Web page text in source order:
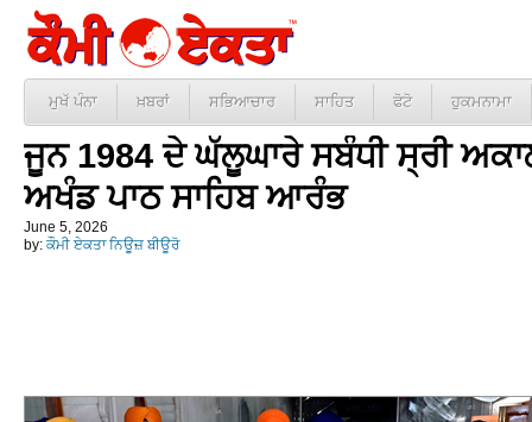
ਮੁਖੱ ਪੰਨਾ ਖ਼ਬਰਾਂ ਸਭਿਆਚਾਰ ਸਾਹਿਤ ਫੋਟੋ ਹੁਕਮਨਾਮਾ
ਜੂਨ 1984 ਦੇ ਘੱਲੂਘਾਰੇ ਸਬੰਧੀ ਸ੍ਰੀ
ਅਖੰਡ ਪਾਠ ਸਾਹਿਬ ਆਰੰਭ
June 5, 2026
by: ਕੌਮੀ ਏਕਤਾ ਨਿਊਜ਼ ਬੀਊਰੋ